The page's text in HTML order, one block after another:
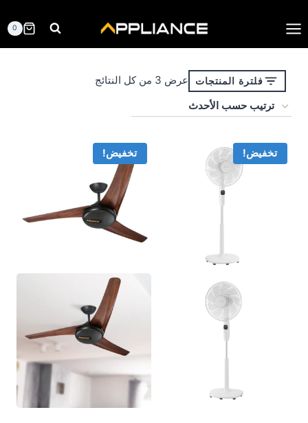
إلى
المحتوى
0
فلترة المنتجات عرض ⁦3⁩ من كل النتائج
الأحدث
تخفيض! تخفيض!